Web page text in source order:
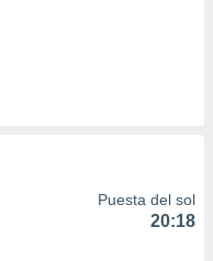
Puesta del sol
20:18